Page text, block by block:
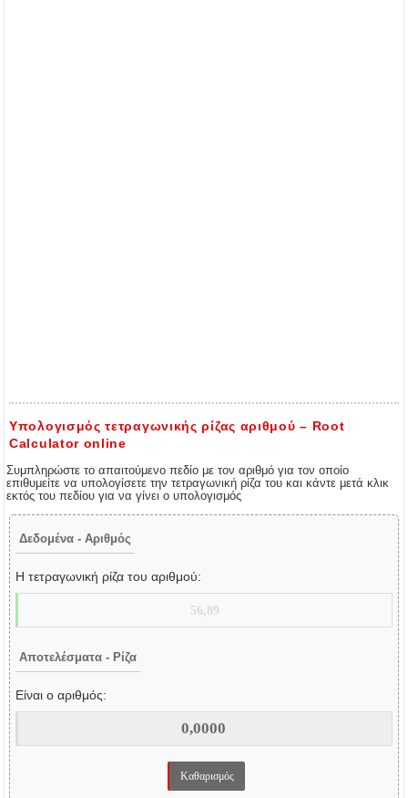
Υπολογισμός τετραγωνικής ρίζας αριθμού – Root
Calculator online
Συμπληρώστε το απαιτούμενο πεδίο με τον αριθμό για τον οποίο
επιθυμείτε να υπολογίσετε την τετραγωνική ρίζα του και κάντε μετά κλικ
εκτός του πεδίου για να γίνει ο υπολογισμός
Δεδομένα - Αριθμός
Η τετραγωνική ρίζα του αριθμού:
Αποτελέσματα - Ρίζα
Είναι ο αριθμός: